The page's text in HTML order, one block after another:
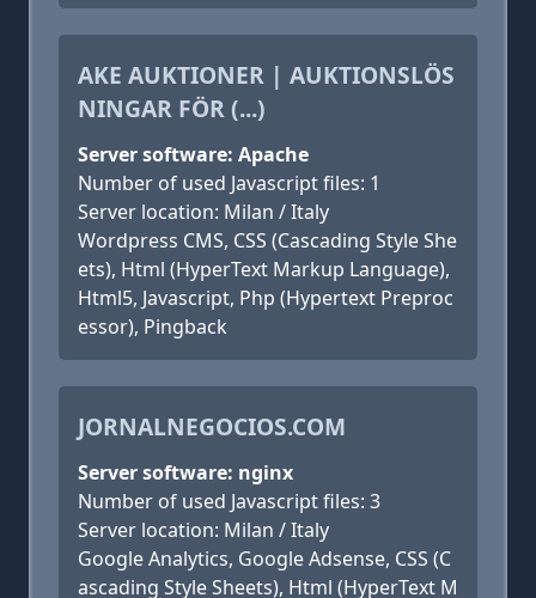
AKE AUKTIONER | AUKTIONSLÖS
NINGAR FÖR (...)
Server software: Apache
Number of used Javascript files: 1
Server location: Milan / Italy
Wordpress CMS, CSS (Cascading Style She
ets), Html (HyperText Markup Language),
Html5, Javascript, Php (Hypertext Preproc
essor), Pingback
JORNALNEGOCIOS.COM
Server software: nginx
Number of used Javascript files: 3
Server location: Milan / Italy
Google Analytics, Google Adsense, CSS (C
ascading Style Sheets), Html (HyperText M